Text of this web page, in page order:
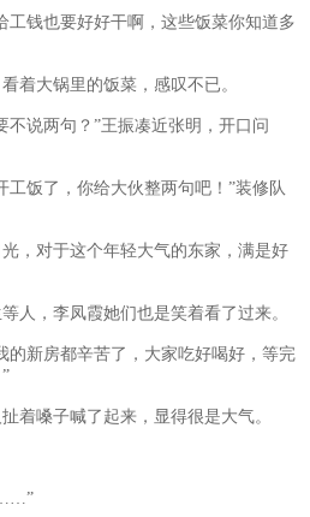
钱也要好好干啊，这些饭菜你知道多
大锅里的饭菜，感叹不已。
说两句？”王振凑近张明，开口问
饭了，你给大伙整两句吧！”装修队
对于这个年轻大气的东家，满是好
，李凤霞她们也是笑着看了过来。
新房都辛苦了，大家吃好喝好，等完
嗓子喊了起来，显得很是大气。